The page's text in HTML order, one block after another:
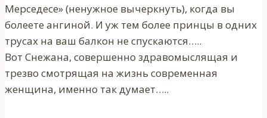
Мерседесе» (ненужное вычеркнуть), когда вы
болеете ангиной. И уж тем более принцы в одних
трусах на ваш балкон не спускаются…..
Вот Снежана, совершенно здравомыслящая и
трезво смотрящая на жизнь современная
женщина, именно так думает…..